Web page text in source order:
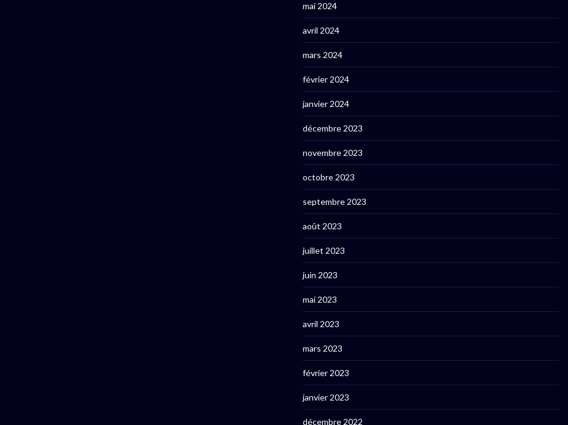
mai 2024
avril 2024
mars 2024
février 2024
janvier 2024
décembre 2023
novembre 2023
octobre 2023
septembre 2023
août 2023
juillet 2023
juin 2023
mai 2023
avril 2023
mars 2023
février 2023
janvier 2023
décembre 2022